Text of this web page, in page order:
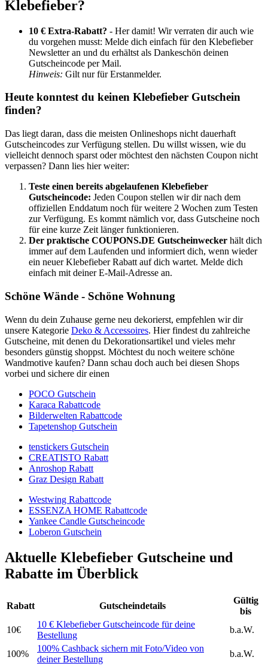
Klebefieber?
10 € Extra-Rabatt? - Her damit! Wir verraten dir auch wie
du vorgehen musst: Melde dich einfach für den Klebefieber
Newsletter an und du erhältst als Dankeschön deinen
Gutscheincode per Mail.
Hinweis: Gilt nur für Erstanmelder.
Heute konntest du keinen Klebefieber Gutschein
finden?
Das liegt daran, dass die meisten Onlineshops nicht dauerhaft
Gutscheincodes zur Verfügung stellen. Du willst wissen, wie du
vielleicht dennoch sparst oder möchtest den nächsten Coupon nicht
verpassen? Dann lies hier weiter:
Teste einen bereits abgelaufenen Klebefieber
Gutscheincode: Jeden Coupon stellen wir dir nach dem
offiziellen Enddatum noch für weitere 2 Wochen zum Testen
zur Verfügung. Es kommt nämlich vor, dass Gutscheine noch
für eine kurze Zeit länger funktionieren.
Der praktische COUPONS.DE Gutscheinwecker hält dich
immer auf dem Laufenden und informiert dich, wenn wieder
ein neuer Klebefieber Rabatt auf dich wartet. Melde dich
einfach mit deiner E-Mail-Adresse an.
Schöne Wände - Schöne Wohnung
Wenn du dein Zuhause gerne neu dekorierst, empfehlen wir dir
unsere Kategorie Deko & Accessoires. Hier findest du zahlreiche
Gutscheine, mit denen du Dekorationsartikel und vieles mehr
besonders günstig shoppst. Möchtest du noch weitere schöne
Wandmotive kaufen? Dann schau doch auch bei diesen Shops
vorbei und sichere dir einen
POCO Gutschein
Karaca Rabattcode
Bilderwelten Rabattcode
Tapetenshop Gutschein
tenstickers Gutschein
CREATISTO Rabatt
Anroshop Rabatt
Graz Design Rabatt
Westwing Rabattcode
ESSENZA HOME Rabattcode
Yankee Candle Gutscheincode
Loberon Gutschein
Aktuelle Klebefieber Gutscheine und
Rabatte im Überblick
Rabatt Gutscheindetails
Gültig
bis
10€
10 € Klebefieber Gutscheincode für deine
Bestellung
b.a.W.
100%
100% Cashback sichern mit Foto/Video von
deiner Bestellung
b.a.W.